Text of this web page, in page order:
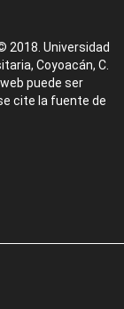
2018. Universidad
Coyoacán, C.
puede ser
cite la fuente de